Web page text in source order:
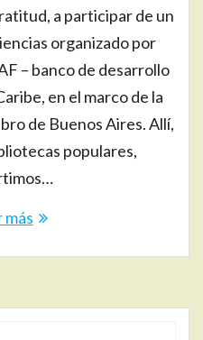
a participar de un
organizado por
– banco de desarrollo
en el marco de la
de Buenos Aires. Allí,
populares,
más